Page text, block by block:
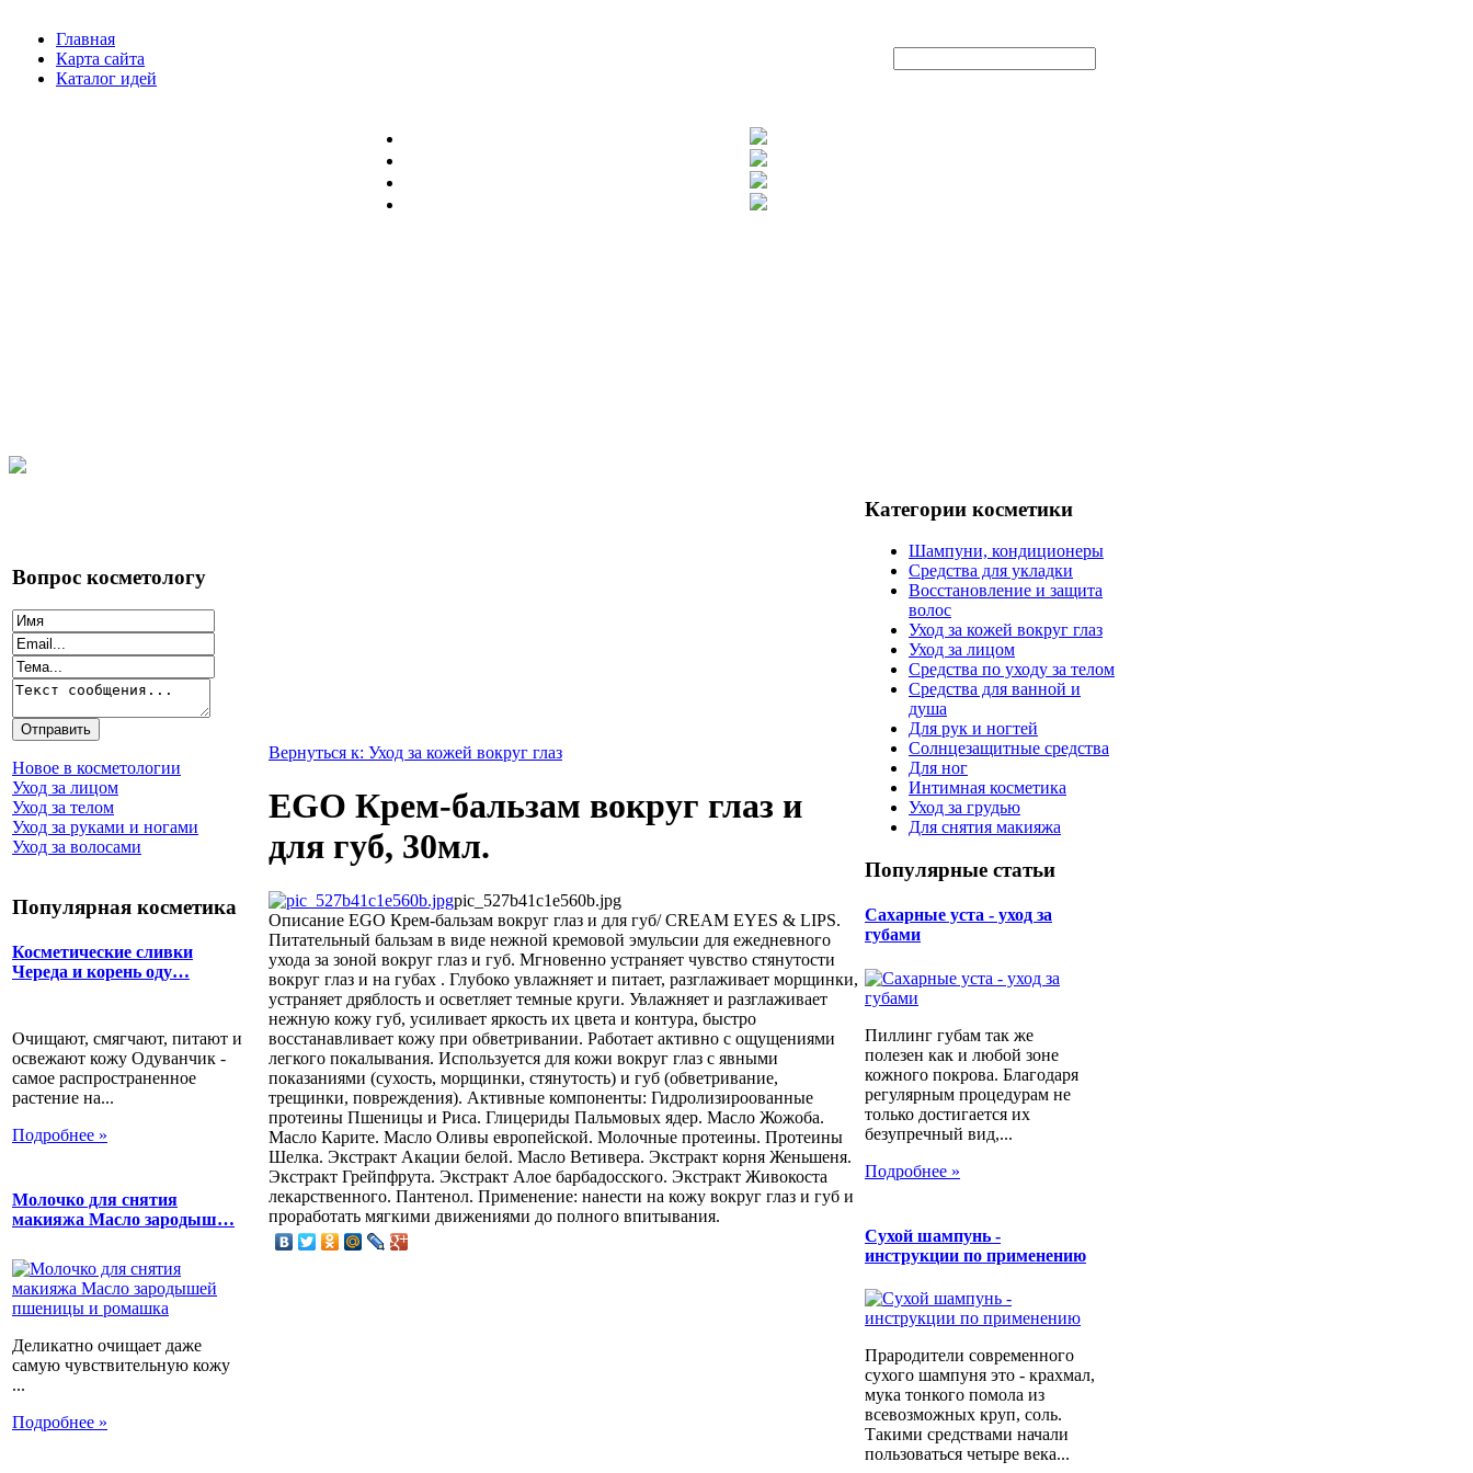
Главная
Карта сайта
Каталог идей
Вопрос косметологу
Новое в косметологии
Уход за лицом
Уход за телом
Уход за руками и ногами
Уход за волосами
Популярная косметика
Косметические сливки
Череда и корень оду…
Очищают, смягчают, питают и
освежают кожу Одуванчик -
самое распространенное
растение на...
Подробнее »
Молочко для снятия
макияжа Масло зародыш…
Деликатно очищает даже
самую чувствительную кожу
...
Подробнее »
Вернуться к: Уход за кожей вокруг глаз
EGO Крем-бальзам вокруг глаз и
для губ, 30мл.
pic_527b41c1e560b.jpg
Описание EGO Крем-бальзам вокруг глаз и для губ/ СREAM EYES & LIPS.
Питательный бальзам в виде нежной кремовой эмульсии для ежедневного
ухода за зоной вокруг глаз и губ. Мгновенно устраняет чувство стянутости
вокруг глаз и на губах . Глубоко увлажняет и питает, разглаживает морщинки,
устраняет дряблость и осветляет темные круги. Увлажняет и разглаживает
нежную кожу губ, усиливает яркость их цвета и контура, быстро
восстанавливает кожу при обветривании. Работает активно с ощущениями
легкого покалывания. Используется для кожи вокруг глаз с явными
показаниями (сухость, морщинки, стянутость) и губ (обветривание,
трещинки, повреждения). Активные компоненты: Гидролизироованные
протеины Пшеницы и Риса. Глицериды Пальмовых ядер. Масло Жожоба.
Масло Карите. Масло Оливы европейской. Молочные протеины. Протеины
Шелка. Экстракт Акации белой. Масло Ветивера. Экстракт корня Женьшеня.
Экстракт Грейпфрута. Экстракт Алое барбадосского. Экстракт Живокоста
лекарственного. Пантенол. Применение: нанести на кожу вокруг глаз и губ и
проработать мягкими движениями до полного впитывания.
Категории косметики
Шампуни, кондиционеры
Средства для укладки
Восстановление и защита
волос
Уход за кожей вокруг глаз
Уход за лицом
Средства по уходу за телом
Средства для ванной и
душа
Для рук и ногтей
Солнцезащитные средства
Для ног
Интимная косметика
Уход за грудью
Для снятия макияжа
Популярные статьи
Сахарные уста - уход за
губами
Пиллинг губам так же
полезен как и любой зоне
кожного покрова. Благодаря
регулярным процедурам не
только достигается их
безупречный вид,...
Подробнее »
Сухой шампунь -
инструкции по применению
Прародители современного
сухого шампуня это - крахмал,
мука тонкого помола из
всевозможных круп, соль.
Такими средствами начали
пользоваться четыре века...